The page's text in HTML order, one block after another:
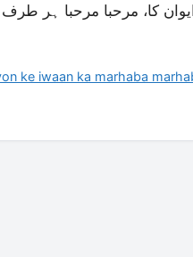
ke iwaan ka marhaba